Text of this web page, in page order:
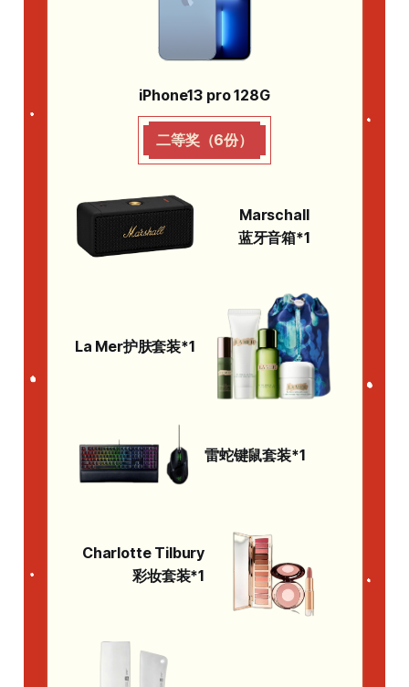
iPhone13 pro 128G
二等奖（6份）
Marschall
蓝牙音箱*1
La Mer护肤套装*1
雷蛇键鼠套装*1
Charlotte Tilbury
彩妆套装*1